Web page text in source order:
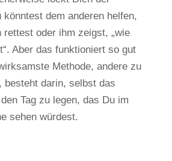
könntest dem anderen helfen,
rettest oder ihm zeigst, „wie
Aber das funktioniert so gut
Methode, andere zu
besteht darin, selbst das
Tag zu legen, das Du im
sehen würdest.